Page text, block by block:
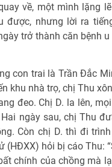
về, một mình lặng
được, nhưng lời ra
trở thành căn bệnh
con trai là Trần Đắc
khu nhà trọ, chị Thu
đeo. Chị D. la lên,
ngày sau, chị Thu
Còn chị D. thì đi
(HĐXX) hỏi bị cáo Thu:
chính của chồng mà